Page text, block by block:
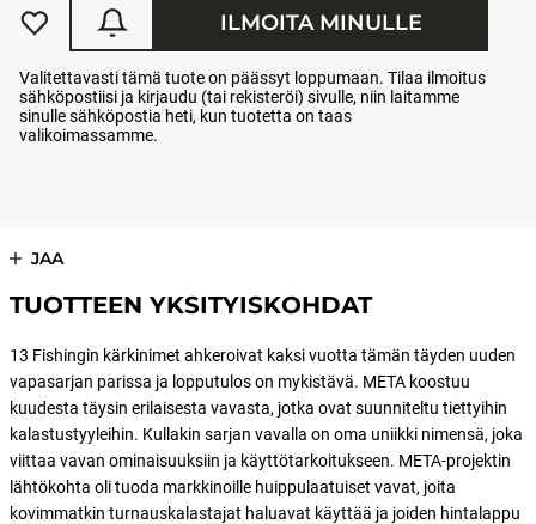
Valitettavasti tämä tuote on päässyt loppumaan. Tilaa ilmoitus
sähköpostiisi ja kirjaudu (tai rekisteröi) sivulle, niin laitamme
sinulle sähköpostia heti, kun tuotetta on taas
valikoimassamme.
ILMOITA MINULLE
JAA
TUOTTEEN YKSITYISKOHDAT
13 Fishingin kärkinimet ahkeroivat kaksi vuotta tämän täyden uuden
vapasarjan parissa ja lopputulos on mykistävä. META koostuu
kuudesta täysin erilaisesta vavasta, jotka ovat suunniteltu tiettyihin
kalastustyyleihin. Kullakin sarjan vavalla on oma uniikki nimensä, joka
viittaa vavan ominaisuuksiin ja käyttötarkoitukseen. META-projektin
lähtökohta oli tuoda markkinoille huippulaatuiset vavat, joita
kovimmatkin turnauskalastajat haluavat käyttää ja joiden hintalappu